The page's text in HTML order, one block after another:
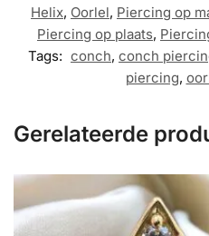
Helix, Oorlel, Piercing op
Piercing op plaats,
Tags: conch, conch
piercing,
Gerelateerde